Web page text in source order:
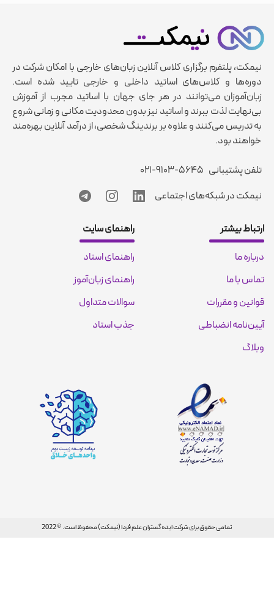
نیمکت، پلتفرم برگزاری کلاس آنلاین زبان‌های خارجی با امکان شرکت در
دوره‌ها و کلاس‌های اساتید داخلی و خارجی تایید شده است.
زبان‌آموزان می‌توانند در هر جای جهان با اساتید مجرب از آموزش
بی‌نهایت لذت ببرند و اساتید نیز بدون محدودیت مکانی و زمانی شروع
به تدریس می‌کنند و علاوه بر برندینگ شخصی، از درآمد آنلاین بهره‌مند
خواهند بود.
تلفن پشتیبانی ۰۲۱-۹۱۰۳-۵۶۴۵
نیمکت در شبکه‌های اجتماعی
ارتباط بیشتر
درباره ما
تماس با ما
قوانین و مقررات
آیین‌نامه انضباطی
وبلاگ
راهنمای سایت
راهنمای استاد
راهنمای زبان‌آموز
سوالات متداول
جذب استاد
تمامی حقوق برای شرکت ایده گستران علم فردا (نیمکت) محفوظ است. © 2022